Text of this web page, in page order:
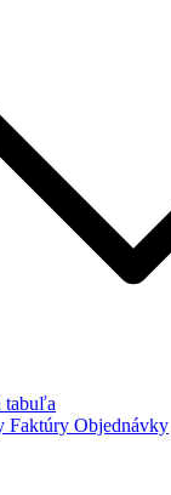
tabuľa
Faktúry Objednávky